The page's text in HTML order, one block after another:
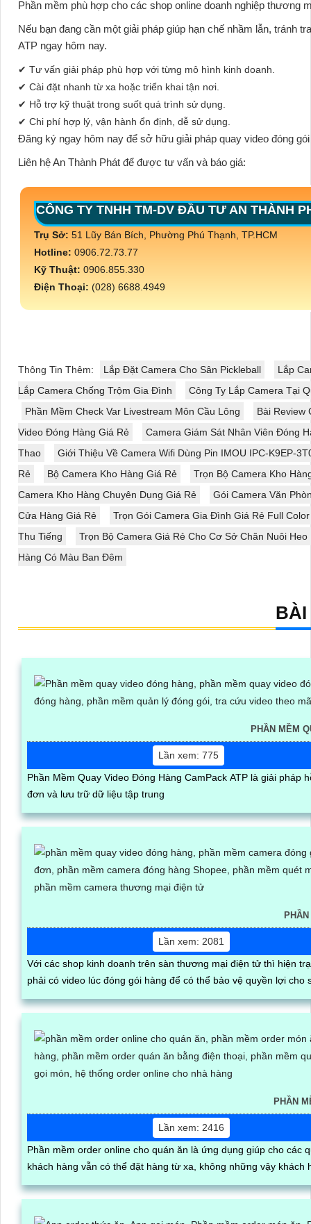
Phần mềm phù hợp cho các shop online doanh nghiệp thương
Nếu bạn đang cần một giải pháp giúp hạn chế nhầm lẫn, tránh
ATP ngay hôm nay.
✔ Tư vấn giải pháp phù hợp với từng mô hình kinh doanh.
✔ Cài đặt nhanh từ xa hoặc triển khai tận nơi.
✔ Hỗ trợ kỹ thuật trong suốt quá trình sử dụng.
✔ Chi phí hợp lý, vận hành ổn định, dễ sử dụng.
Đăng ký ngay hôm nay để sở hữu giải pháp quay video đóng
Liên hệ An Thành Phát để được tư vấn và báo giá:
CÔNG TY TNHH TM-DV ĐẦU TƯ AN THÀNH
Trụ Sở: 51 Lũy Bán Bích, Phường Phú Thạnh, TP.HCM
Hotline: 0906.72.73.77
Kỹ Thuật: 0906.855.330
Điện Thoại: (028) 6688.4949
Thông Tin Thêm: Lắp Đặt Camera Cho Sân Pickleball
Lắp
Lắp Camera Chống Trộm Gia Đình
Công Ty Lắp Camera Tại
Phần Mềm Check Var Livestream Môn Cầu Lông
Bài Review
Video Đóng Hàng Giá Rẻ
Camera Giám Sát Nhân Viên Đóng
Thao
Giới Thiệu Về Camera Wifi Dùng Pin IMOU IPC-K9EP-
Rẻ
Bộ Camera Kho Hàng Giá Rẻ
Trọn Bộ Camera Kho
Camera Kho Hàng Chuyên Dụng Giá Rẻ
Gói Camera Văn
Cửa Hàng Giá Rẻ
Trọn Gói Camera Gia Đình Giá Rẻ Full Color
Thu Tiếng
Trọn Bộ Camera Giá Rẻ Cho Cơ Sở Chăn Nuôi Heo
Hàng Có Màu Ban Đêm
BÀI
PHẦN MỀM
Lần xem: 775
Phần Mềm Quay Video Đóng Hàng CamPack ATP là giải
đơn và lưu trữ dữ liệu tập trung
Lần xem: 2081
Với các shop kinh doanh trên sàn thương mại điện tử thì hiện
phải có video lúc đóng gói hàng để có thể bảo vệ quyền lợi
PHẦN
Lần xem: 2416
Phần mềm order online cho quán ăn là ứng dụng giúp cho
khách hàng vẫn có thể đặt hàng từ xa, không những vậy